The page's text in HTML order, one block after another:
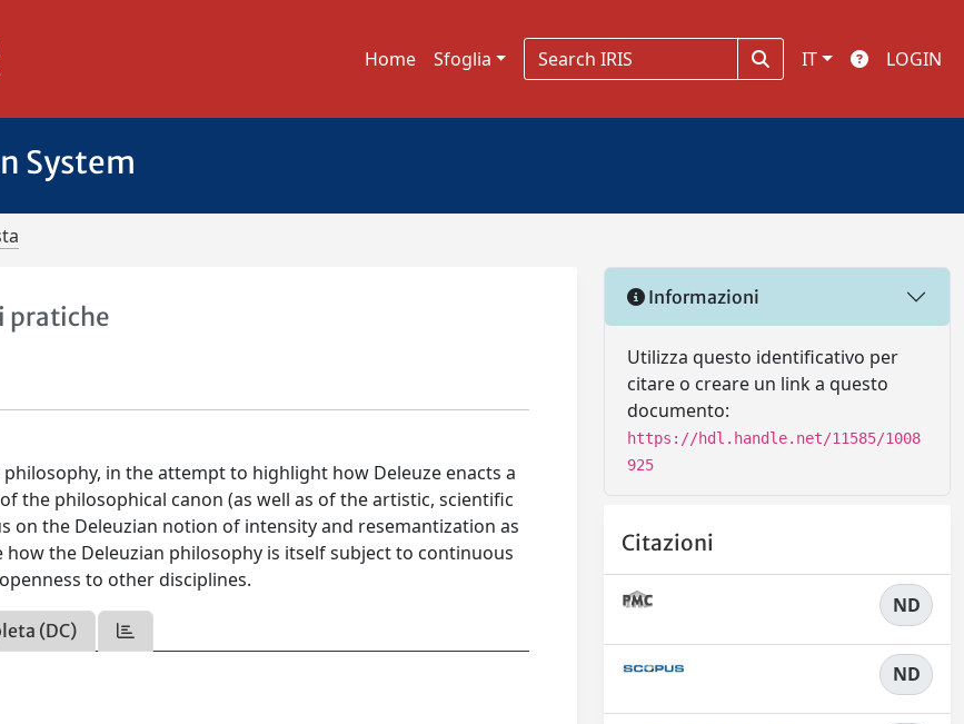
Home Sfoglia IT LOGIN
System
pratiche
in the attempt to highlight how Deleuze enacts a
the philosophical canon (as well as of the artistic, scientific
on the Deleuzian notion of intensity and resemantization as
the Deleuzian philosophy is itself subject to continuous
to other disciplines.
(DC)
Informazioni
Utilizza questo identificativo per
citare o creare un link a questo
documento:
https://hdl.handle.net/11585/1008
925
Citazioni
ND
ND